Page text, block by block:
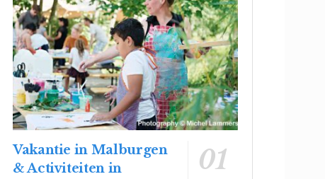
Vakantie in Malburgen
& Activiteiten in